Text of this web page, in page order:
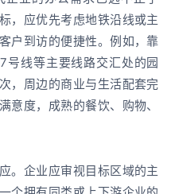
，应优先考虑地铁沿线或主
户到访的便捷性。例如，靠
号线等主要线路交汇处的园
，周边的商业与生活配套完
意度，成熟的餐饮、购物、
。企业应审视目标区域的主